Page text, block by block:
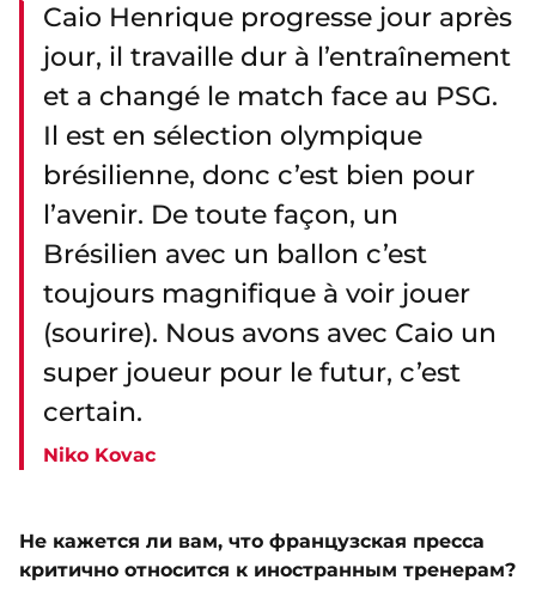
Caio Henrique progresse jour après
jour, il travaille dur à l’entraînement
et a changé le match face au PSG.
Il est en sélection olympique
brésilienne, donc c’est bien pour
l’avenir. De toute façon, un
Brésilien avec un ballon c’est
toujours magnifique à voir jouer
(sourire). Nous avons avec Caio un
super joueur pour le futur, c’est
certain.
Niko Kovac
Не кажется ли вам, что французская пресса
критично относится к иностранным тренерам?